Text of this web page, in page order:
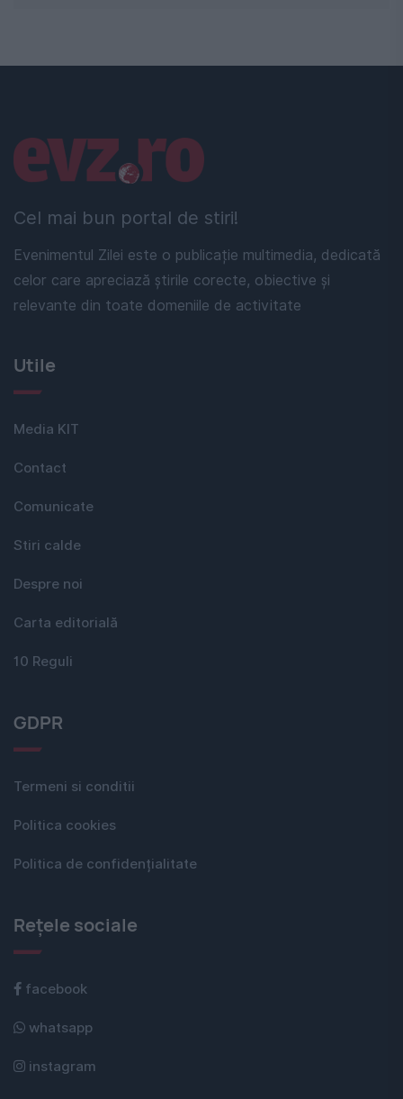
Cel mai bun portal de stiri!
Evenimentul Zilei este o publicație multimedia, dedicată
celor care apreciază știrile corecte, obiective și
relevante din toate domeniile de activitate
Linkuri utile
Utile
Media KIT
Contact
Comunicate
Stiri calde
Despre noi
Carta editorială
10 Reguli
GDPR
Termeni si conditii
Politica cookies
Politica de confidențialitate
Rețele sociale
facebook
whatsapp
instagram